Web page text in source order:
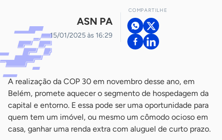
ASN PA
15/01/2025 às 16:29
COMPARTILHE
A realização da COP 30 em novembro desse ano, em
Belém, promete aquecer o segmento de hospedagem da
capital e entorno. E essa pode ser uma oportunidade para
quem tem um imóvel, ou mesmo um cômodo ocioso em
casa, ganhar uma renda extra com aluguel de curto prazo.